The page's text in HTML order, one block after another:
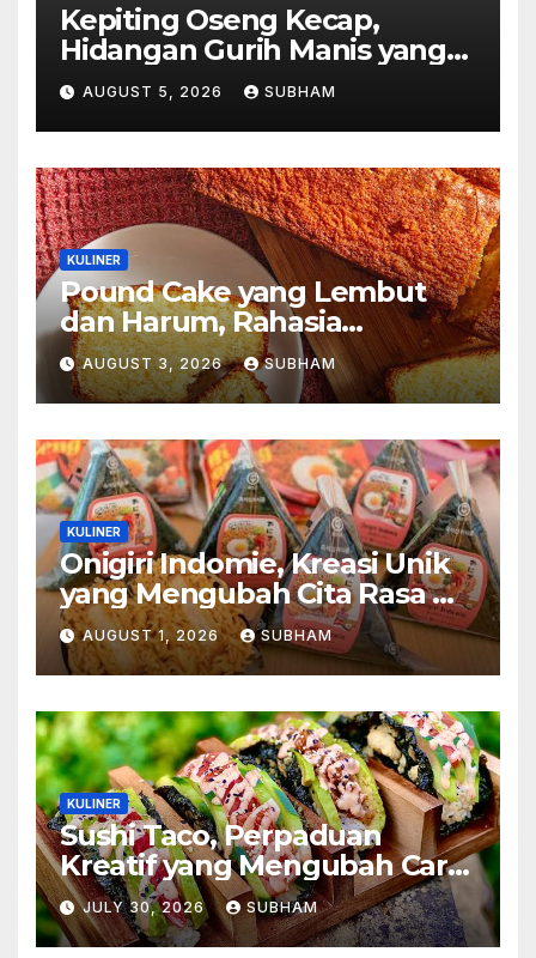
Kepiting Oseng Kecap,
Hidangan Gurih Manis yang
Selalu Menggugah Selera di
Setiap Suapan
AUGUST 5, 2026 SUBHAM
KULINER
Pound Cake yang Lembut
dan Harum, Rahasia
Kelezatan Kue Klasik yang
Tak Pernah Kehilangan
Pesona
AUGUST 3, 2026 SUBHAM
KULINER
Onigiri Indomie, Kreasi Unik
yang Mengubah Cita Rasa Mi
Favorit Menjadi Sajian
Kekinian
AUGUST 1, 2026 SUBHAM
KULINER
Sushi Taco, Perpaduan
Kreatif yang Mengubah Cara
Menikmati Hidangan Favorit
JULY 30, 2026 SUBHAM